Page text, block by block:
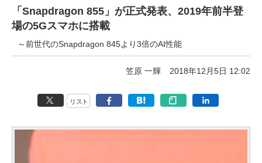
「Snapdragon 855」が正式発表、2019年前半登
場の5Gスマホに搭載
～前世代のSnapdragon 845より3倍のAI性能
笠原 一輝 2018年12月5日 12:02
リスト